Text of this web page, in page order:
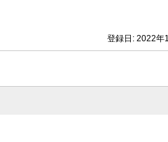
登録日: 2022年